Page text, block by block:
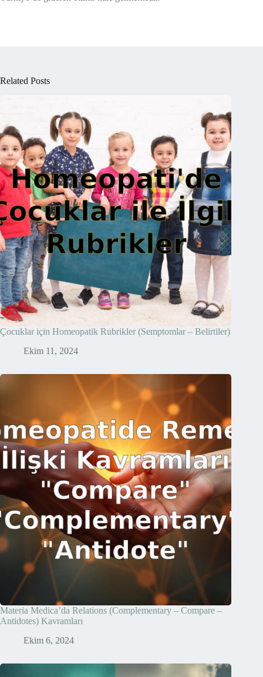
Related Posts
Çocuklar için Homeopatik Rubrikler (Semptomlar – Belirtiler)
Ekim 11, 2024
Materia Medica’da Relations (Complementary – Compare –
Antidotes) Kavramları
Ekim 6, 2024